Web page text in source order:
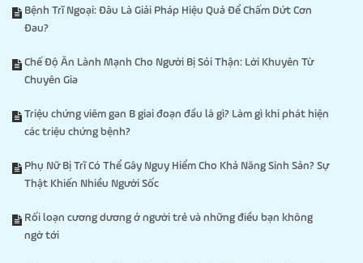
Bệnh Trĩ Ngoại: Đâu Là Giải Pháp Hiệu Quả Để Chấm Dứt Cơn
Đau?
Chế Độ Ăn Lành Mạnh Cho Người Bị Sỏi Thận: Lời Khuyên Từ
Chuyên Gia
Triệu chứng viêm gan B giai đoạn đầu là gì? Làm gì khi phát hiện
các triệu chứng bệnh?
Phụ Nữ Bị Trĩ Có Thể Gây Nguy Hiểm Cho Khả Năng Sinh Sản? Sự
Thật Khiến Nhiều Người Sốc
Rối loạn cương dương ở người trẻ và những điều bạn không
ngờ tới